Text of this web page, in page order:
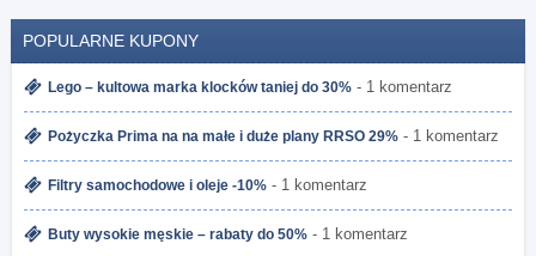
POPULARNE KUPONY
Lego – kultowa marka klocków taniej do 30% - 1 komentarz
Pożyczka Prima na na małe i duże plany RRSO 29% - 1 komentarz
Filtry samochodowe i oleje -10% - 1 komentarz
Buty wysokie męskie – rabaty do 50% - 1 komentarz